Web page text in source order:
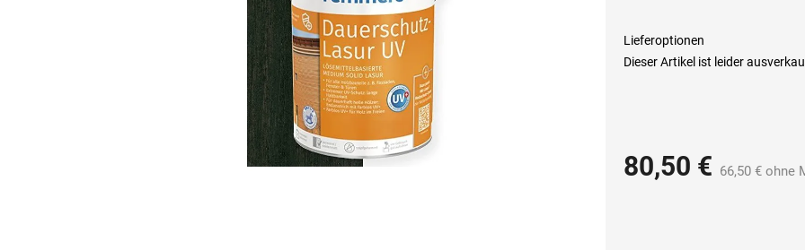
80,50 € 66,50 € ohne
Lieferoptionen
Dieser Artikel ist leider